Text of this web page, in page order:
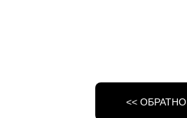
<< ОБРАТНО